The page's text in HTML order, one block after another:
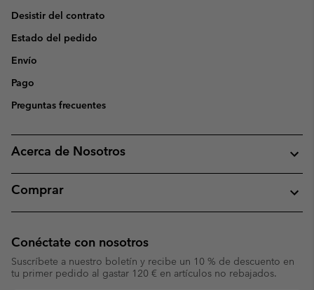
Desistir del contrato
Estado del pedido
Envío
Pago
Preguntas frecuentes
Acerca de Nosotros
Comprar
Conéctate con nosotros
Suscríbete a nuestro boletín y recibe un 10 % de descuento en
tu primer pedido al gastar 120 € en artículos no rebajados.